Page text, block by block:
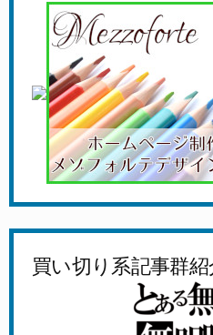
買い切り系記事群紹